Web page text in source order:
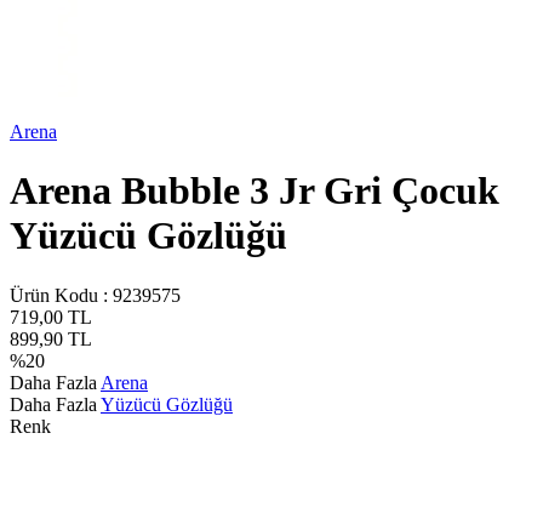
Arena
Arena Bubble 3 Jr Gri Çocuk
Yüzücü Gözlüğü
Ürün Kodu : 9239575
719,00 TL
899,90 TL
%20
Daha Fazla Arena
Daha Fazla Yüzücü Gözlüğü
Renk